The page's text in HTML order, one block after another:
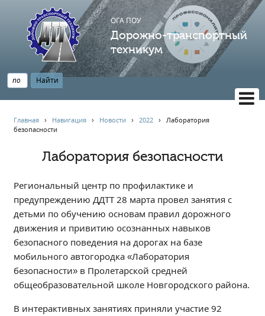
ОГА ПОУ
Дорожно-транспортный
техникум
НАВИГАЦИЯ
Главная
АБИТУРИЕНТУ
Опрос по качеству образования
Наблюдательный совет
Информация
Независимая оценка качества
Профориентация
Обращения онлайн
Главная › Навигация › Новости ›2022 ›Лаборатория
безопасности
Лаборатория безопасности
Региональный центр по профилактике и
предупреждению ДДТТ 28 марта провел занятия с
детьми по обучению основам правил дорожного
движения и привитию осознанных навыков
безопасного поведения на дорогах на базе
мобильного автогородка «Лаборатория
безопасности» в Пролетарской средней
общеобразовательной школе Новгородского района.
В интерактивных занятиях приняли участие 92